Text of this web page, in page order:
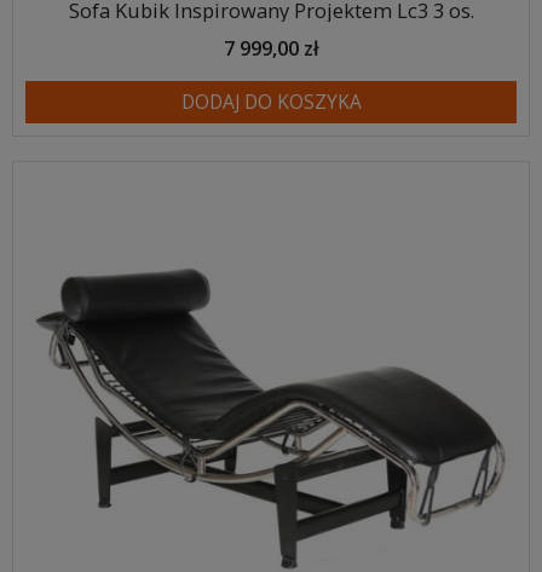
Sofa Kubik Inspirowany Projektem Lc3 3 os.
7 999,00 zł
DODAJ DO KOSZYKA